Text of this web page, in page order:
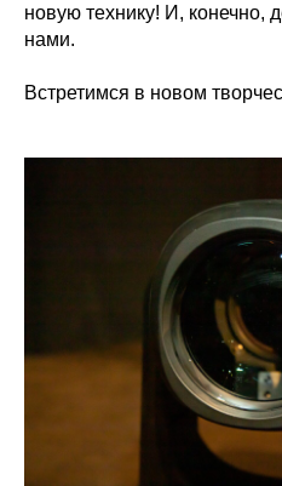
новую технику! И, конечно,
нами.
Встретимся в новом